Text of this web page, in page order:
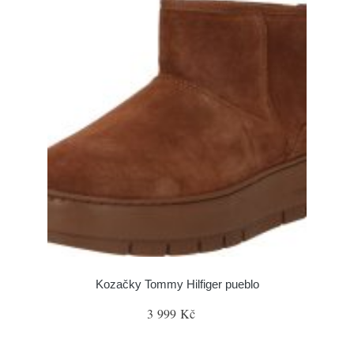
Kozačky Tommy Hilfiger pueblo
3 999 Kč